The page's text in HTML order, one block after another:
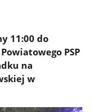
11:00 do
PSP
na
w